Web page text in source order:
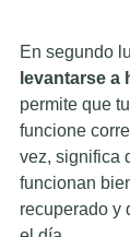
En segundo
levantarse a
permite que
funcione
vez, significa
funcionan
recuperado y